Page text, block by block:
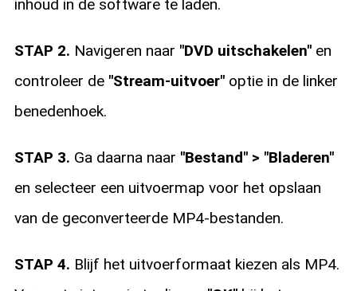
inhoud in de software te laden.
STAP 2. Navigeren naar "DVD uitschakelen"en
controleer de "Stream-uitvoer"optie in de linker
benedenhoek.
STAP 3. Ga daarna naar "Bestand" > "Bladeren"
en selecteer een uitvoermap voor het opslaan
van de geconverteerde MP4-bestanden.
STAP 4. Blijf het uitvoerformaat kiezen als MP4.